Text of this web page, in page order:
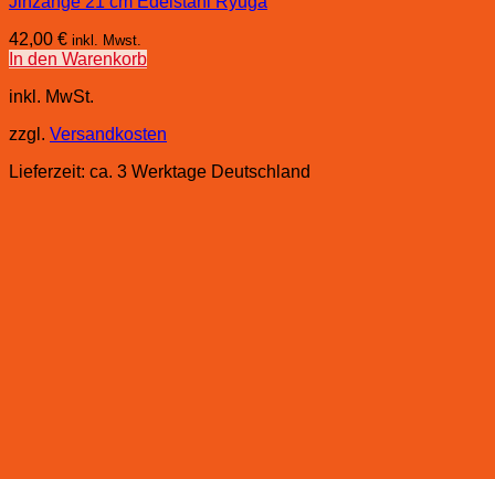
42,00 € inkl. Mwst.
In den Warenkorb
inkl. MwSt.
zzgl. Versandkosten
Lieferzeit: ca. 3 Werktage Deutschland